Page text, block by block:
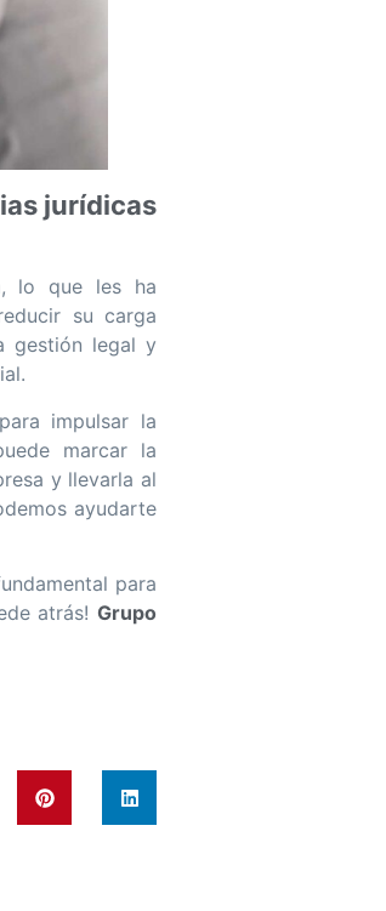
jurídicas
lo que les ha
su carga
gestión legal y
impulsar la
marcar la
y llevarla al
ayudarte
para
atrás! Grupo